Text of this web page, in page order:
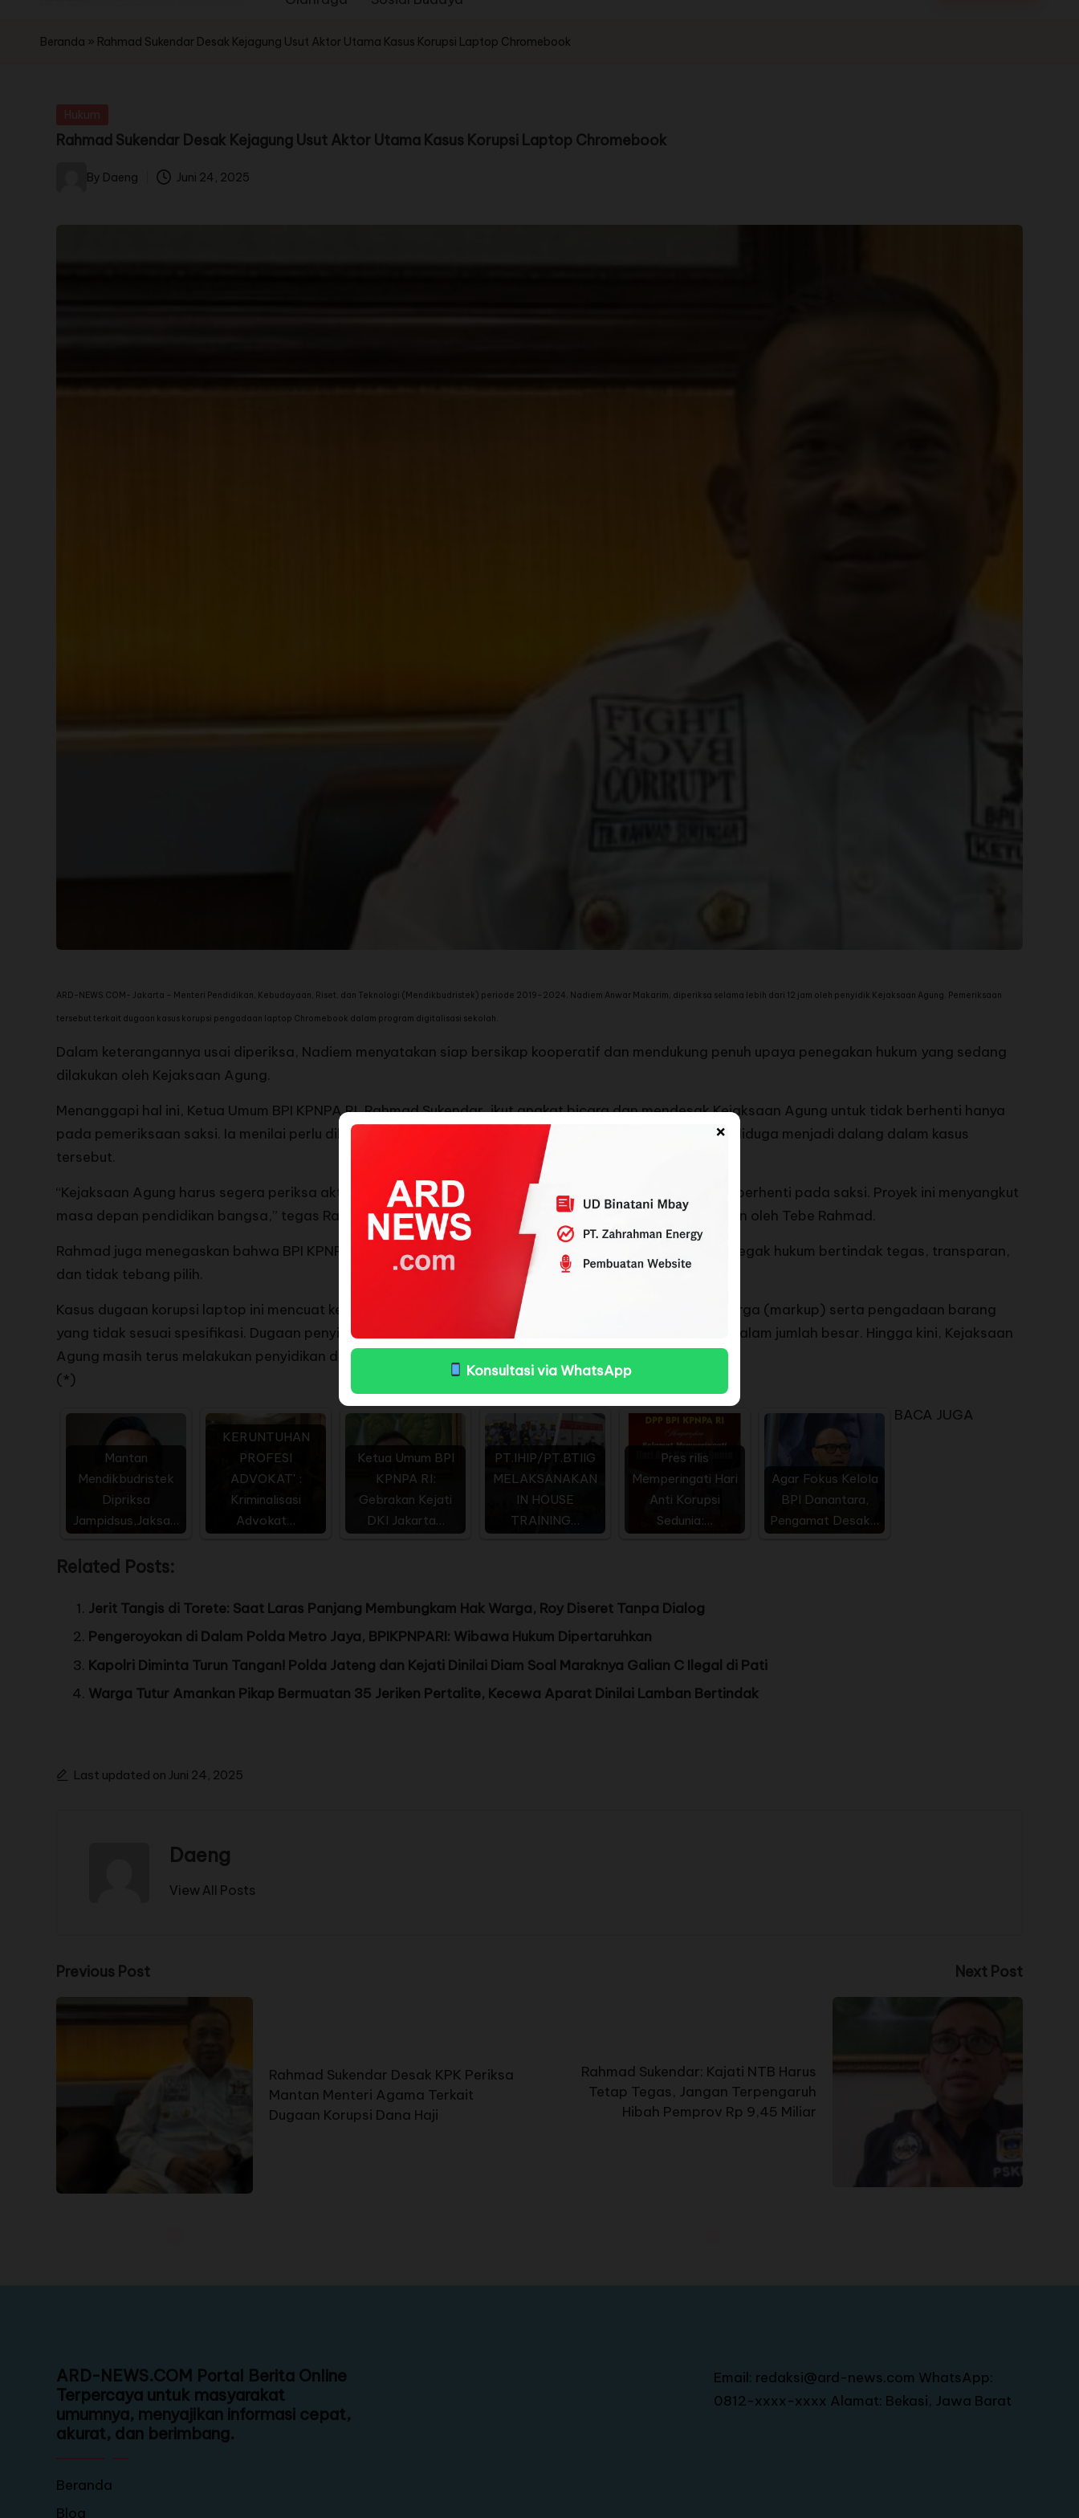
×
Konsultasi via WhatsApp
Beranda » Rahmad Sukendar Desak Kejagung Usut Aktor Utama Kasus Korupsi Laptop Chromebook
Rahmad Sukendar Desak Kejagung Usut Aktor Utama Kasus Korupsi Laptop Chromebook
By Daeng Juni 24, 2025
ARD-NEWS.COM- Jakarta – Menteri Pendidikan, Kebudayaan, Riset, dan Teknologi (Mendikbudristek) periode 2019–2024, Nadiem Anwar Makarim, diperiksa selama lebih dari 12 jam oleh penyidik Kejaksaan Agung. Pemeriksaan
tersebut terkait dugaan kasus korupsi pengadaan laptop Chromebook dalam program digitalisasi sekolah.
Dalam keterangannya usai diperiksa, Nadiem menyatakan siap bersikap kooperatif dan mendukung penuh upaya penegakan hukum yang sedang
dilakukan oleh Kejaksaan Agung.
Menanggapi hal ini, Ketua Umum BPI KPNPA RI, Rahmad Sukendar, ikut angkat bicara dan mendesak Kejaksaan Agung untuk tidak berhenti hanya
pada pemeriksaan saksi. Ia menilai perlu dilakukan penelusuran mendalam terhadap aktor utama yang diduga menjadi dalang dalam kasus
tersebut.
“Kejaksaan Agung harus segera periksa aktor utama dalam korupsi laptop Chromebook. Jangan hanya berhenti pada saksi. Proyek ini menyangkut
masa depan pendidikan bangsa,” tegas Rahmad Sukendar, melalui pernyataan tertulis yang disampaikan oleh Tebe Rahmad.
Rahmad juga menegaskan bahwa BPI KPNPA RI akan terus mengawal kasus ini dan meminta aparat penegak hukum bertindak tegas, transparan,
dan tidak tebang pilih.
Kasus dugaan korupsi laptop ini mencuat ke publik setelah muncul indikasi adanya penggelembungan harga (markup) serta pengadaan barang
yang tidak sesuai spesifikasi. Dugaan penyimpangan tersebut berpotensi merugikan keuangan negara dalam jumlah besar. Hingga kini, Kejaksaan
Agung masih terus melakukan penyidikan dan memanggil sejumlah pihak yang terkait.
(*)
BACA JUGA
Mantan
Mendikbudristek
Dipriksa
Jampidsus,Jaksa…
KERUNTUHAN
PROFESI
ADVOKAT' :
Kriminalisasi
Advokat…
Ketua Umum BPI
KPNPA RI:
Gebrakan Kejati
DKI Jakarta…
PT.IHIP/PT.BTIIG
MELAKSANAKAN
IN HOUSE
TRAINING…
Pres rilis
Memperingati Hari
Anti Korupsi
Sedunia:…
Agar Fokus Kelola
BPI Danantara,
Pengamat Desak…
Related Posts:
Jerit Tangis di Torete: Saat Laras Panjang Membungkam Hak Warga, Roy Diseret Tanpa Dialog
Pengeroyokan di Dalam Polda Metro Jaya, BPIKPNPARI: Wibawa Hukum Dipertaruhkan
Kapolri Diminta Turun Tangan! Polda Jateng dan Kejati Dinilai Diam Soal Maraknya Galian C Ilegal di Pati
Warga Tutur Amankan Pikap Bermuatan 35 Jeriken Pertalite, Kecewa Aparat Dinilai Lamban Bertindak
Last updated on Juni 24, 2025
Daeng
View All Posts
Previous Post
Rahmad Sukendar Desak KPK Periksa
Mantan Menteri Agama Terkait
Dugaan Korupsi Dana Haji
Next Post
Rahmad Sukendar: Kajati NTB Harus
Tetap Tegas, Jangan Terpengaruh
Hibah Pemprov Rp 9,45 Miliar
ARD-NEWS.COM Portal Berita Online
Terpercaya untuk masyarakat
umumnya, menyajikan informasi cepat,
akurat, dan berimbang.
Beranda
Blog
Email: redaksi@ard-news.com WhatsApp:
0812-xxxx-xxxx Alamat: Bekasi, Jawa Barat